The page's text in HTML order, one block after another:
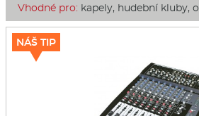
Vhodné pro: kapely, hudební kluby,
NÁŠ TIP